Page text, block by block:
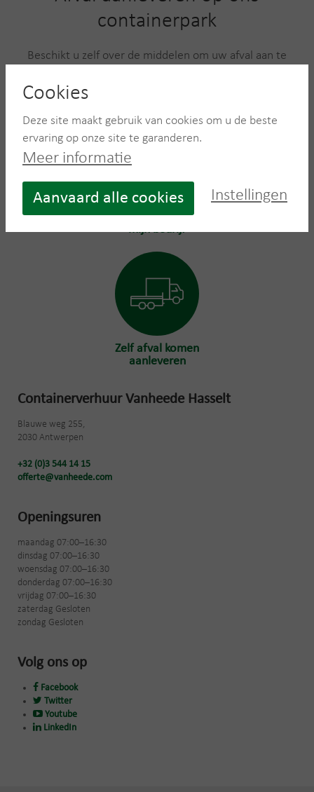
containerpark
Beschikt u zelf over de middelen om uw afval aan te
Container huren voor
mijn bedrijf
Zelf afval komen
aanleveren
Containerverhuur Vanheede Hasselt
Blauwe weg 255,
2030 Antwerpen
+32 (0)3 544 14 15
offerte@vanheede.com
Openingsuren
maandag 07:00–16:30
dinsdag 07:00–16:30
woensdag 07:00–16:30
donderdag 07:00–16:30
vrijdag 07:00–16:30
zaterdag Gesloten
zondag Gesloten
Volg ons op
Facebook
Twitter
Youtube
LinkedIn
Cookies
Deze site maakt gebruik van cookies om u de beste
ervaring op onze site te garanderen.
Meer informatie
Aanvaard alle cookies Instellingen